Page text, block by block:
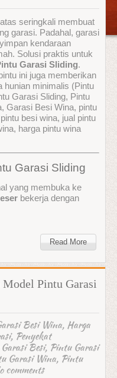
seringkali membuat
garasi. Padahal, garasi
kendaraan
Solusi praktis untuk
Garasi Sliding.
ini juga memberikan
hunian minimalis (Pintu
Garasi Sliding, Pintu
Garasi Besi Wina, pintu
besi wina, jual pintu
harga pintu wina
Garasi Sliding
yang membuka ke
bekerja dengan
Read More
Pintu Garasi
Besi Wina, Harga
, Penyekat
Besi, Pintu Garasi
Garasi Wina, Pintu
comments